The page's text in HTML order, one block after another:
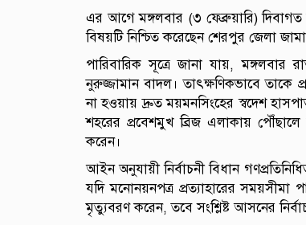
এর আগে মঙ্গলবার (৩ ফেব্রুয়ারি)
বিষয়টি নিশ্চিত করেছেন শেরপুর জেলা
পারিবারিক সূত্রে জানা যায়,
নুরুজ্জামান বাদল। তাৎক্ষণিকভাবে তাকে
না হওয়ায় দ্রুত ময়মনসিংহের স্বদেশ
শহরের প্রবেশমুখ ব্রিজ এলাকায়
করেন।
আইন অনুযায়ী নির্বাচনী বিধান
যদি মনোনয়নপত্র প্রত্যাহারের
মৃত্যুবরণ করেন, তবে সংশ্লিষ্ট আসনের